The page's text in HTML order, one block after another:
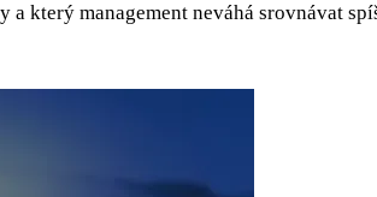
který management neváhá srovnávat